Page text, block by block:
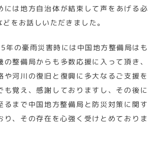
には地方自治体が結束して声をあげる必
をお話しいただきました。
年の豪雨災害時には中国地方整備局はも
の整備局からも多数応援に入って頂き、
や河川の復旧と復興に多大なるご支援を
も覚え、感謝しておりますし、その後に
るまで中国地方整備局と防災対策に関す
り、その存在を心強く受けとめておりま